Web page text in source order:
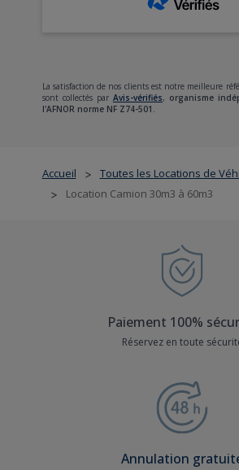
Accueil > Toutes les Locations de
> Location Camion 30m3 à 60m3
La satisfaction de nos clients est notre meilleure
sont collectés par Avis-vérifiés, organisme
l'AFNOR norme NF Z74-501.
Paiement 100%
Réservez en toute
Annulation